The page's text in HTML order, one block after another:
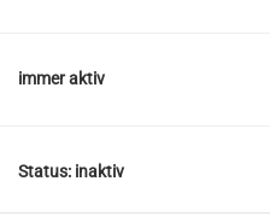
immer aktiv
Status: inaktiv